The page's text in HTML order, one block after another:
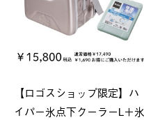
【ロゴスショップ限定】ハ
イパー氷点下クーラーL＋氷